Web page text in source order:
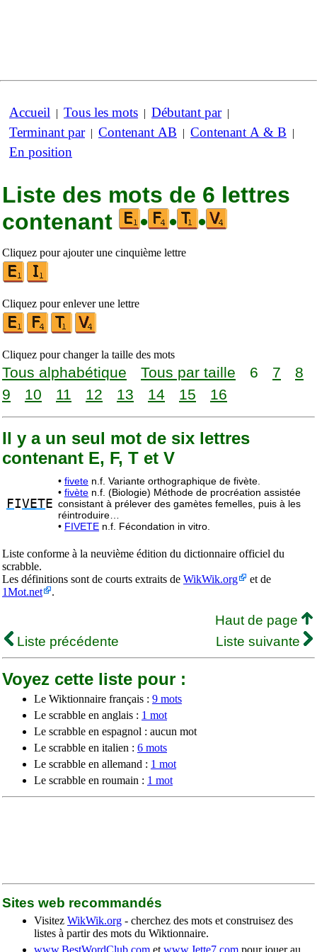
Accueil | Tous les mots | Débutant par|
Terminant par| Contenant AB | Contenant A & B |
En position
Liste des mots de 6 lettres
contenant
• • •
Cliquez pour ajouter une cinquième lettre
Cliquez pour enlever une lettre
Cliquez pour changer la taille des mots
Tous alphabétique Tous par taille 6 7
8
9
10 11 12 13 14 15 16
Il y a un seul mot de six lettres
contenant E, F, T et V
FIVETE
• fivete n.f. Variante orthographique de fivète.
• fivète n.f. (Biologie) Méthode de procréation assistée
consistant à prélever des gamètes femelles, puis à les
réintroduire…
• FIVETE n.f. Fécondation in vitro.
Liste conforme à la neuvième édition du dictionnaire officiel du
scrabble.
Les définitions sont de courts extraits de WikWik.org
et de
1Mot.net
.
Haut de page
Liste précédente
Liste suivante
Voyez cette liste pour :
Le Wiktionnaire français : 9 mots
Le scrabble en anglais : 1 mot
Le scrabble en espagnol : aucun mot
Le scrabble en italien : 6 mots
Le scrabble en allemand : 1 mot
Le scrabble en roumain : 1 mot
Sites web recommandés
Visitez WikWik.org - cherchez des mots et construisez des
listes à partir des mots du Wiktionnaire.
www.BestWordClub.com et www.Jette7.com pour jouer au